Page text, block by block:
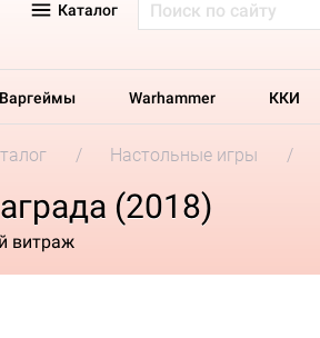
Каталог
Варгеймы Warhammer ККИ
Настольные игры
(2018)
витраж